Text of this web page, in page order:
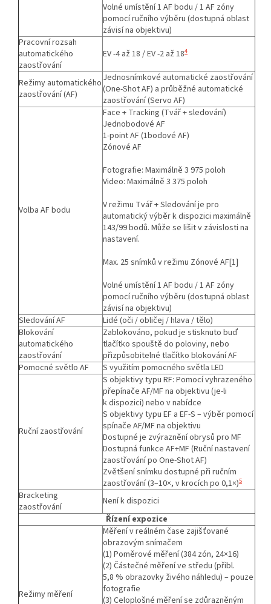
Volné umístění 1 AF bodu / 1 AF zóny
pomocí ručního výběru (dostupná oblast
závisí na objektivu)
Pracovní rozsah
automatického
zaostřování
EV -4 až 18 / EV -2 až 184
Režimy automatického
zaostřování (AF)
Jednosnímkové automatické zaostřování
(One-Shot AF) a průběžné automatické
zaostřování (Servo AF)
Volba AF bodu
Face + Tracking (Tvář + sledování)
Jednobodové AF
1-point AF (1bodové AF)
Zónové AF
Fotografie: Maximálně 3 975 poloh
Video: Maximálně 3 375 poloh
V režimu Tvář + Sledování je pro
automatický výběr k dispozici maximálně
143/99 bodů. Může se lišit v závislosti na
nastavení.
Max. 25 snímků v režimu Zónové AF[1]
Volné umístění 1 AF bodu / 1 AF zóny
pomocí ručního výběru (dostupná oblast
závisí na objektivu)
Sledování AF
Lidé (oči / obličej / hlava / tělo)
Blokování
automatického
zaostřování
Zablokováno, pokud je stisknuto buď
tlačítko spouště do poloviny, nebo
přizpůsobitelné tlačítko blokování AF
Pomocné světlo AF
S využitím pomocného světla LED
Ruční zaostřování
S objektivy typu RF: Pomocí vyhrazeného
přepínače AF/MF na objektivu (je-li
k dispozici) nebo v nabídce
S objektivy typu EF a EF-S – výběr pomocí
spínače AF/MF na objektivu
Dostupné je zvýraznění obrysů pro MF
Dostupná funkce AF+MF (Ruční nastavení
zaostřování po One-Shot AF)
Zvětšení snímku dostupné při ručním
zaostřování (3–10×, v krocích po 0,1×)5
Bracketing
zaostřování
Není k dispozici
Řízení expozice
Režimy měření
Měření v reálném čase zajišťované
obrazovým snímačem
(1) Poměrové měření (384 zón, 24×16)
(2) Částečné měření ve středu (přibl.
5,8 % obrazovky živého náhledu) – pouze
fotografie
(3) Celoplošné měření se zdůrazněným